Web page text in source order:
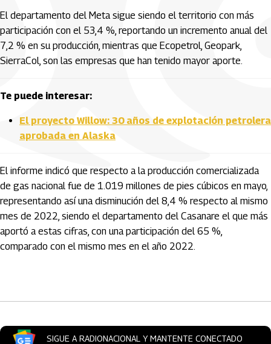
El departamento del Meta sigue siendo el territorio con más
participación con el 53,4 %, reportando un incremento anual del
7,2 % en su producción, mientras que Ecopetrol, Geopark,
SierraCol, son las empresas que han tenido mayor aporte.
Te puede interesar:
El proyecto Willow: 30 años de explotación petrolera
aprobada en Alaska
El informe indicó que respecto a la producción comercializada
de gas nacional fue de 1.019 millones de pies cúbicos en mayo,
representando así una disminución del 8,4 % respecto al mismo
mes de 2022, siendo el departamento del Casanare el que más
aportó a estas cifras, con una participación del 65 %,
comparado con el mismo mes en el año 2022.
SIGUE A RADIONACIONAL Y MANTENTE CONECTADO